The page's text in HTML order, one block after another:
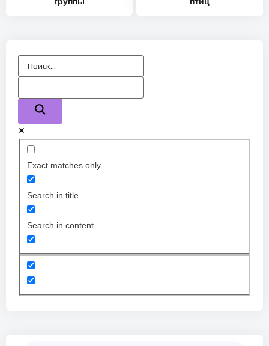
Exact matches only
Search in title
Search in content